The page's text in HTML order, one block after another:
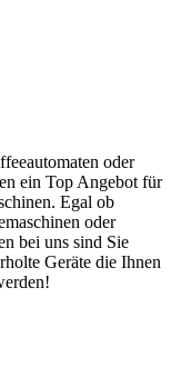
oder
ein Top Angebot für
Egal ob
oder
bei uns sind Sie
Geräte die Ihnen